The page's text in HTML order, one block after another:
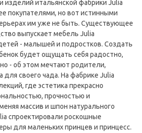
изделий итальянской фабрики Julia
покупателями, но вот истинными
им уже не быть. Существующее
выпускает мебель Julia
- малышей и подростков. Создать
будет ощущать себя радостно,
- об этом мечтают родители,
для своего чада. На фабрике Julia
где эстетика прекрасно
прочностью и
массив и шпон натурального
спроектировали роскошные
для маленьких принцев и принцесс.